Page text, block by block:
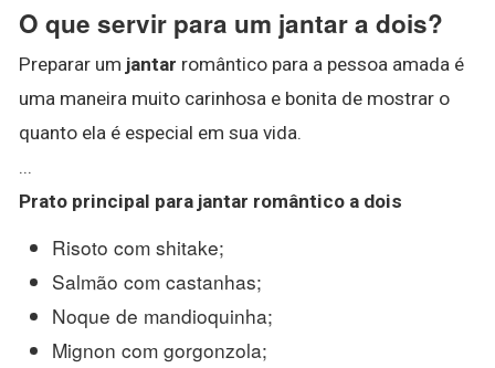
O que servir para um jantar a dois?
Preparar um jantar romântico para a pessoa amada é
uma maneira muito carinhosa e bonita de mostrar o
quanto ela é especial em sua vida.
...
Prato principal para jantar romântico a dois
Risoto com shitake;
Salmão com castanhas;
Noque de mandioquinha;
Mignon com gorgonzola;